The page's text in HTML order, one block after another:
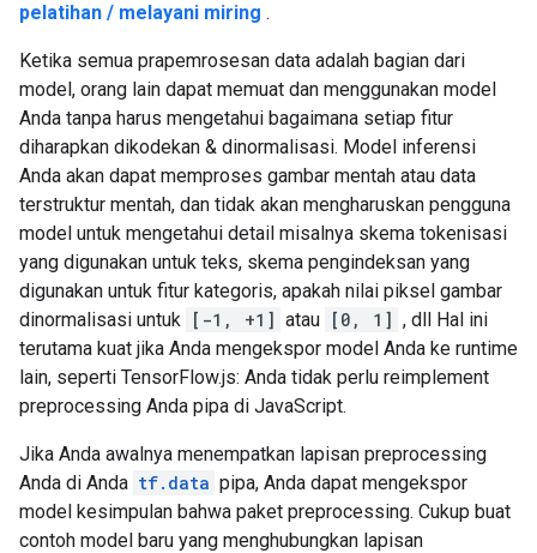
pelatihan / melayani miring .
Ketika semua prapemrosesan data adalah bagian dari
model, orang lain dapat memuat dan menggunakan model
Anda tanpa harus mengetahui bagaimana setiap fitur
diharapkan dikodekan & dinormalisasi. Model inferensi
Anda akan dapat memproses gambar mentah atau data
terstruktur mentah, dan tidak akan mengharuskan pengguna
model untuk mengetahui detail misalnya skema tokenisasi
yang digunakan untuk teks, skema pengindeksan yang
digunakan untuk fitur kategoris, apakah nilai piksel gambar
dinormalisasi untuk [-1, +1] atau [0, 1] , dll Hal ini
terutama kuat jika Anda mengekspor model Anda ke runtime
lain, seperti TensorFlow.js: Anda tidak perlu reimplement
preprocessing Anda pipa di JavaScript.
Jika Anda awalnya menempatkan lapisan preprocessing
Anda di Anda tf.data pipa, Anda dapat mengekspor
model kesimpulan bahwa paket preprocessing. Cukup buat
contoh model baru yang menghubungkan lapisan